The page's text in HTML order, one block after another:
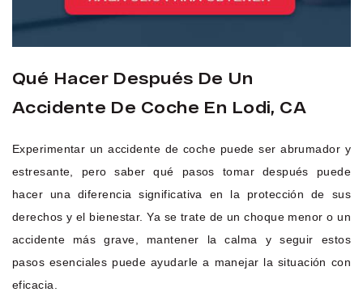
Qué Hacer Después De Un
Accidente De Coche En Lodi, CA
Experimentar un accidente de coche puede ser abrumador y
estresante, pero saber qué pasos tomar después puede
hacer una diferencia significativa en la protección de sus
derechos y el bienestar. Ya se trate de un choque menor o un
accidente más grave, mantener la calma y seguir estos
pasos esenciales puede ayudarle a manejar la situación con
eficacia.